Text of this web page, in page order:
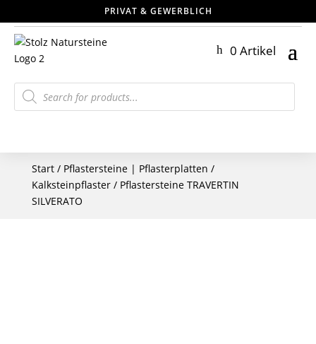
PRIVAT & GEWERBLICH
0 Artikel
Products
search
Start/ Pflastersteine | Pflasterplatten /
Kalksteinpflaster/ Pflastersteine TRAVERTIN
SILVERATO